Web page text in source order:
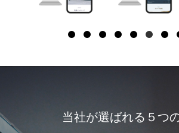
当社が選ばれる５つ